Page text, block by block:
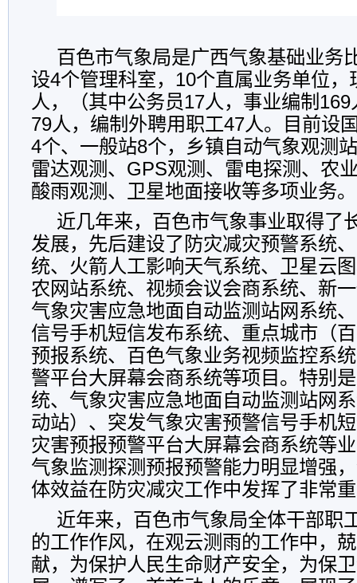
百色市气象局是广西气象基础业务
设4个管理科室，10个直属业务单位，
人，（其中公务员17人，事业编制
79人，编制外聘用职工47人。目前设
4个、一般站8个，乡镇自动气象观测
雷达观测、GPS观测、雷电探测、农
酸雨观测、卫星地面接收等多项业务。
近几年来，百色市气象事业取得了
发展，先后建设了防灾减灾预警系统
统、火箭人工影响天气系统、卫星云
农网站系统、视频会议会商系统、新
气象灾害应急地面自动监测站网系统
信号手机短信发布系统、重点城市（
预报系统、百色气象业务视频监控系
警平台大屏幕会商系统等项目。特别
统、气象灾害应急地面自动监测站网
动站）、突发气象灾害预警信号手机
灾害预报预警平台大屏幕会商系统等
气象监测探测预报预警能力明显增强
体效益在防灾减灾工作中发挥了非常
近年来，百色市气象局全体干部职
的工作作风，在观云测雨的工作中，
献，为保护人民生命财产安全，为保